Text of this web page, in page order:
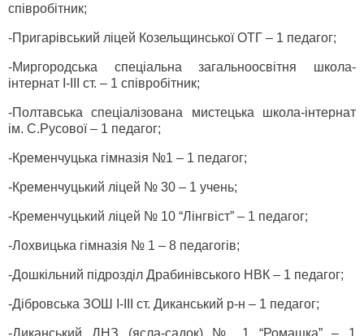
співробітник;
-Пригарівський ліцей Козельщинської ОТГ – 1 педагог;
-Миргородська спеціальна загальноосвітня школа-
інтернат І-ІІІ ст. – 1 співробітник;
-Полтавська спеціалізована мистецька школа-інтернат
ім. С.Русової – 1 педагог;
-Кременчуцька гімназія №1 – 1 педагог;
-Кременчуцький ліцей № 30 – 1 учень;
-Кременчуцький ліцей № 10 “Лінгвіст” – 1 педагог;
-Лохвицька гімназія № 1 – 8 педагогів;
-Дошкільний підрозділ Драбинівського НВК – 1 педагог;
-Дібровська ЗОШ І-ІІІ ст. Диканський р-н – 1 педагог;
-Диканський ДНЗ (ясла-садок) № 1 “Ромашка” – 1